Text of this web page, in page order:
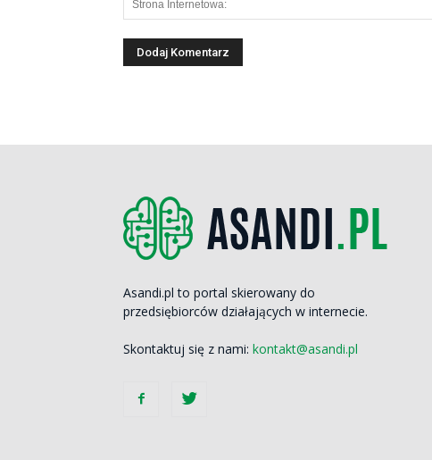
Asandi.pl to portal skierowany do
przedsiębiorców działających w internecie.
Skontaktuj się z nami: kontakt@asandi.pl